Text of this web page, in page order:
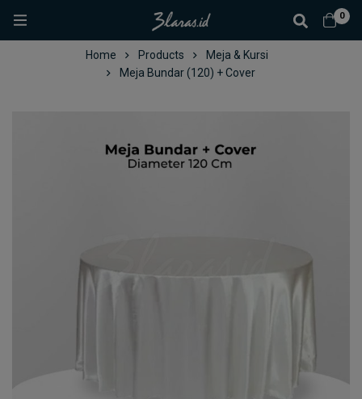
0
Home Products
Meja & Kursi
Meja Bundar (120) + Cover